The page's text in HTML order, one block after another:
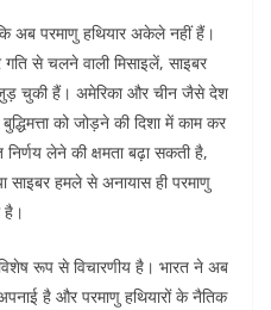
अब परमाणु हथियार अकेले नहीं हैं।
गति से चलने वाली मिसाइलें, साइबर
जुड़ चुकी हैं। अमेरिका और चीन जैसे देश
को जोड़ने की दिशा में काम कर
लेने की क्षमता बढ़ा सकती है,
साइबर हमले से अनायास ही परमाणु
है।
रूप से विचारणीय है। भारत ने अब
है और परमाणु हथियारों के नैतिक